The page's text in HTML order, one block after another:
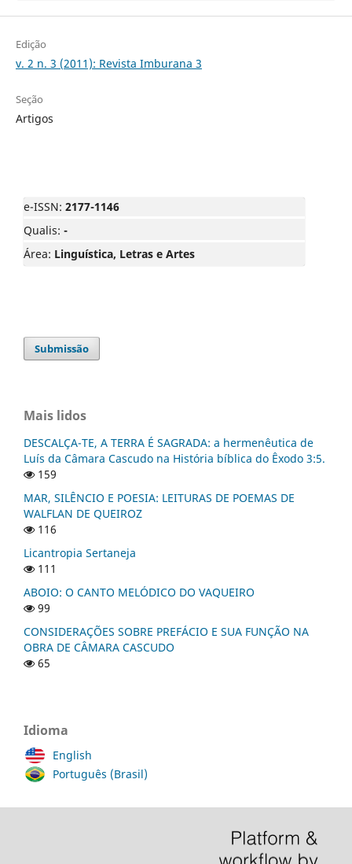
Edição
v. 2 n. 3 (2011): Revista Imburana 3
Seção
Artigos
e-ISSN: 2177-1146
Qualis: -
Área: Linguística, Letras e Artes
Submissão
Mais lidos
DESCALÇA-TE, A TERRA É SAGRADA: a hermenêutica de
Luís da Câmara Cascudo na História bíblica do Êxodo 3:5.
159
MAR, SILÊNCIO E POESIA: LEITURAS DE POEMAS DE
WALFLAN DE QUEIROZ
116
Licantropia Sertaneja
111
ABOIO: O CANTO MELÓDICO DO VAQUEIRO
99
CONSIDERAÇÕES SOBRE PREFÁCIO E SUA FUNÇÃO NA
OBRA DE CÂMARA CASCUDO
65
Idioma
English
Português (Brasil)